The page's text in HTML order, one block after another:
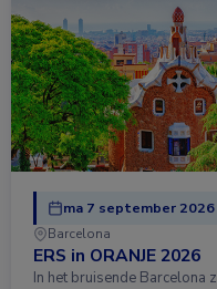
ma 7 september 2026
Barcelona
ERS in ORANJE 2026
In het bruisende Barcelona